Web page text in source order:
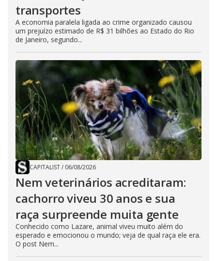
transportes
A economia paralela ligada ao crime organizado causou
um prejuízo estimado de R$ 31 bilhões ao Estado do Rio
de Janeiro, segundo...
CAPITALIST/ 06/08/2026
Nem veterinários acreditaram:
cachorro viveu 30 anos e sua
raça surpreende muita gente
Conhecido como Lazare, animal viveu muito além do
esperado e emocionou o mundo; veja de qual raça ele era.
O post Nem...